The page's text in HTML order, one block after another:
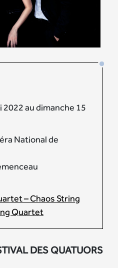
2022 au dimanche 15
National de
– Chaos String
Quartet
DES QUATUORS